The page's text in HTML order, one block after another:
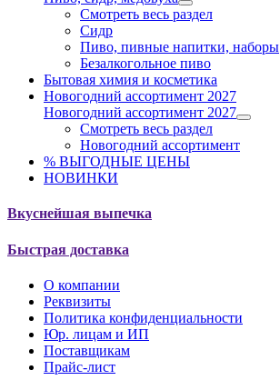
Смотреть весь раздел
Сидр
Пиво, пивные напитки, наборы
Безалкогольное пиво
Бытовая химия и косметика
Новогодний ассортимент 2027
Новогодний ассортимент 2027
Смотреть весь раздел
Новогодний ассортимент
% ВЫГОДНЫЕ ЦЕНЫ
НОВИНКИ
Вкуснейшая выпечка
Быстрая доставка
О компании
Реквизиты
Политика конфиденциальности
Юр. лицам и ИП
Поставщикам
Прайс-лист